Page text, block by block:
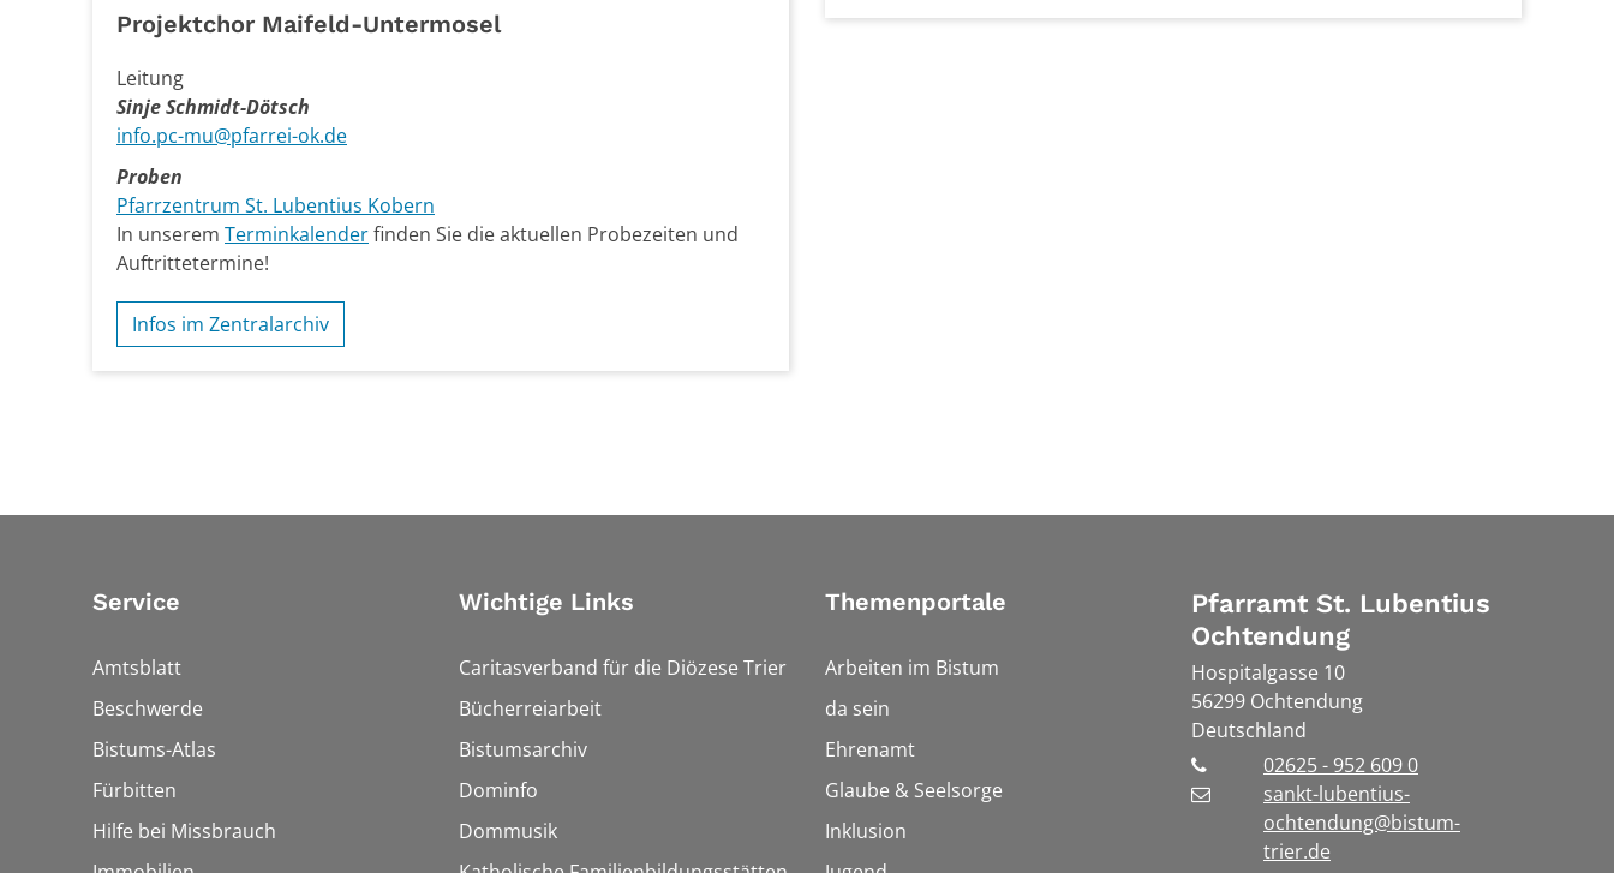
Projektchor Maifeld-Untermosel
Leitung
Sinje Schmidt-Dötsch
info.pc-mu@pfarrei-ok.de
Proben
Pfarrzentrum St. Lubentius Kobern
In unserem Terminkalenderfinden Sie die aktuellen Probezeiten und
Auftrittetermine!
Infos im Zentralarchiv
Service
Amtsblatt
Beschwerde
Bistums-Atlas
Fürbitten
Hilfe bei Missbrauch
Wichtige Links
Caritasverband für die Diözese Trier
Bücherreiarbeit
Bistumsarchiv
Dominfo
Dommusik
Themenportale
Arbeiten im Bistum
da sein
Ehrenamt
Glaube & Seelsorge
Inklusion
Pfarramt St. Lubentius
Ochtendung
Hospitalgasse 10
56299 Ochtendung
Deutschland
02625 - 952 609 0
sankt-lubentius-
ochtendung@bistum-
trier.de